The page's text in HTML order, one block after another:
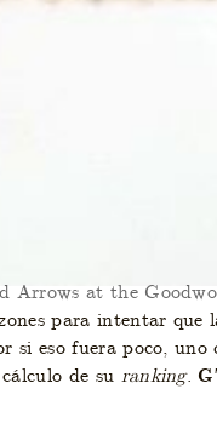
Arrows at the
para intentar que
si eso fuera poco,
de su ranking.